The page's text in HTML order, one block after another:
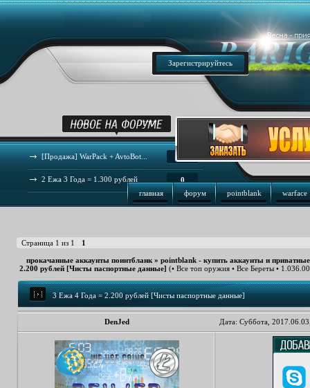
Зарегистрируйтесь
44
[Продажа] WarPack + AvtoBot...
0
2 Ежа 3 Года = 1.300 рублей
главная
форум pointblank warface
Страница 1 из 1 1
прокачанные аккаунты поинтбланк » pointblank - купить аккаунты и
2.200 рублей [Чисты паспортные данные] (• Все топ оружия • Все Береты •
3 Ежа 4 Года = 2.200 рублей [Чисты паспортные данные]
DenJed Дата: Суббота,